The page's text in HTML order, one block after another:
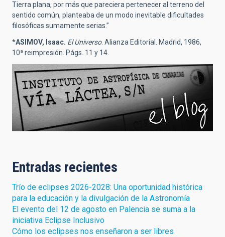
Tierra plana, por más que pareciera pertenecer al terreno del
sentido común, planteaba de un modo inevitable dificultades
filosóficas sumamente serias.”
*ASIMOV, Isaac. El Universo. Alianza Editorial. Madrid, 1986,
10ª reimpresión. Págs. 11 y 14.
Entradas recientes
Trío de eclipses 2026-2028: Una oportunidad histórica
para la educación y la divulgación de la Astronomía
El evento del 12 de agosto en Palencia se suma a la
iniciativa Eclipse Inclusivo
Cómo los eclipses nos enseñaron a ser libres